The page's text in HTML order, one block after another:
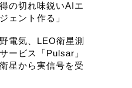
の切れ味鋭いAIエ
ェント作る」
電気、LEO衛星測
ービス「Pulsar」
星から実信号を受